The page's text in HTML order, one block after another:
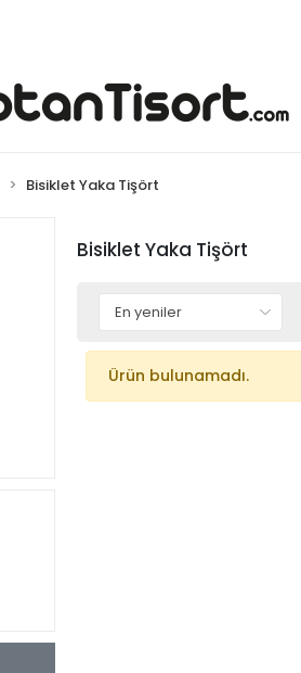
Bisiklet Yaka Tişört
Bisiklet Yaka Tişört
Ürün bulunamadı.